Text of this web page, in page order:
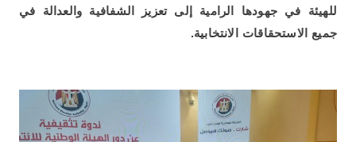
للهيئة في جهودها الرامية إلى تعزيز الشفافية والعدالة في
جميع الاستحقاقات الانتخابية.